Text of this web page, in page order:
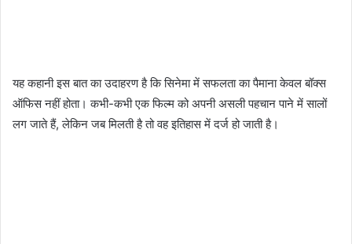
यह कहानी इस बात का उदाहरण है कि सिनेमा में सफलता का पैमाना केवल बॉक्स
ऑफिस नहीं होता। कभी-कभी एक फिल्म को अपनी असली पहचान पाने में सालों
लग जाते हैं, लेकिन जब मिलती है तो वह इतिहास में दर्ज हो जाती है।